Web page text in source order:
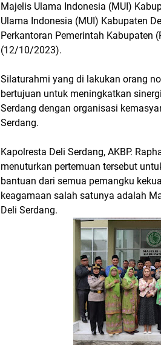
Majelis Ulama Indonesia (MUI)
Ulama Indonesia (MUI) Kabupaten
Perkantoran Pemerintah Kabupaten
(12/10/2023).
Silaturahmi yang di lakukan orang
bertujuan untuk meningkatkan
Serdang dengan organisasi
Serdang.
Kapolresta Deli Serdang, AKBP.
menuturkan pertemuan tersebut
bantuan dari semua pemangku
keagamaan salah satunya adalah
Deli Serdang.